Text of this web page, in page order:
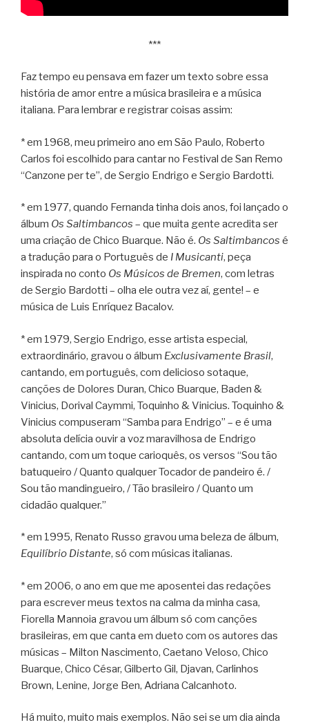
***
Faz tempo eu pensava em fazer um texto sobre essa
história de amor entre a música brasileira e a música
italiana. Para lembrar e registrar coisas assim:
* em 1968, meu primeiro ano em São Paulo, Roberto
Carlos foi escolhido para cantar no Festival de San Remo
“Canzone per te”, de Sergio Endrigo e Sergio Bardotti.
* em 1977, quando Fernanda tinha dois anos, foi lançado o
álbum Os Saltimbancos – que muita gente acredita ser
uma criação de Chico Buarque. Não é. Os Saltimbancos é
a tradução para o Português de I Musicanti, peça
inspirada no conto Os Músicos de Bremen, com letras
de Sergio Bardotti – olha ele outra vez aí, gente! – e
música de Luis Enríquez Bacalov.
* em 1979, Sergio Endrigo, esse artista especial,
extraordinário, gravou o álbum Exclusivamente Brasil,
cantando, em português, com delicioso sotaque,
canções de Dolores Duran, Chico Buarque, Baden &
Vinicius, Dorival Caymmi, Toquinho & Vinicius. Toquinho &
Vinicius compuseram “Samba para Endrigo” – e é uma
absoluta delícia ouvir a voz maravilhosa de Endrigo
cantando, com um toque carioquês, os versos “Sou tão
batuqueiro / Quanto qualquer Tocador de pandeiro é. /
Sou tão mandingueiro, / Tão brasileiro / Quanto um
cidadão qualquer.”
* em 1995, Renato Russo gravou uma beleza de álbum,
Equilíbrio Distante, só com músicas italianas.
* em 2006, o ano em que me aposentei das redações
para escrever meus textos na calma da minha casa,
Fiorella Mannoia gravou um álbum só com canções
brasileiras, em que canta em dueto com os autores das
músicas – Milton Nascimento, Caetano Veloso, Chico
Buarque, Chico César, Gilberto Gil, Djavan, Carlinhos
Brown, Lenine, Jorge Ben, Adriana Calcanhoto.
Há muito, muito mais exemplos. Não sei se um dia ainda